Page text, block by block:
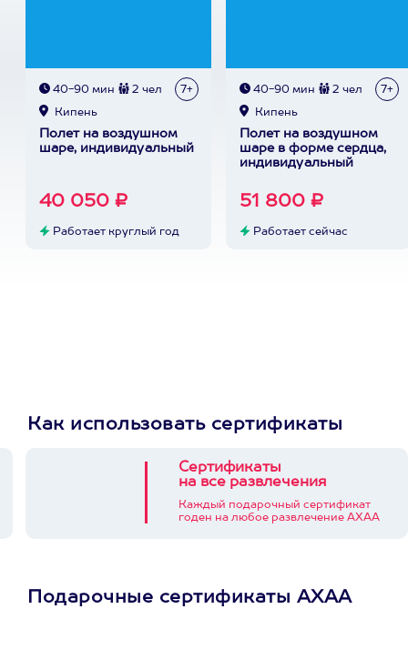
40-90 мин 2 чел 7+
Кипень
Полет на воздушном
шаре, индивидуальный
40 050 ₽
Работает круглый год
40-90 мин 2 чел 7+
Кипень
Полет на воздушном
шаре в форме сердца,
индивидуальный
51 800 ₽
Работает сейчас
Как использовать сертификаты
Сертификаты
на все развлечения
Каждый подарочный сертификат
годен на любое развлечение АХАА
Подарочные сертификаты АХАА